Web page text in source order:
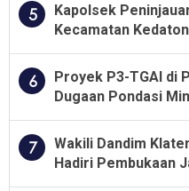
5
Kapolsek
Kecamatan
6
Proyek P3-TGAI di
Dugaan Pondasi
7
Wakili Dandim
Hadiri Pembukaan